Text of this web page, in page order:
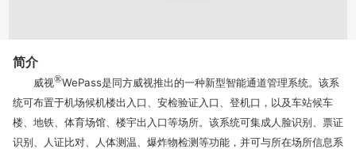
简介
威视®WePass是同方威视推出的一种新型智能通道管理系统。该系
统可布置于机场候机楼出入口、安检验证入口、登机口，以及车站候车
楼、地铁、体育场馆、楼宇出入口等场所。该系统可集成人脸识别、票证
识别、人证比对、人体测温、爆炸物检测等功能，并可与所在场所信息系